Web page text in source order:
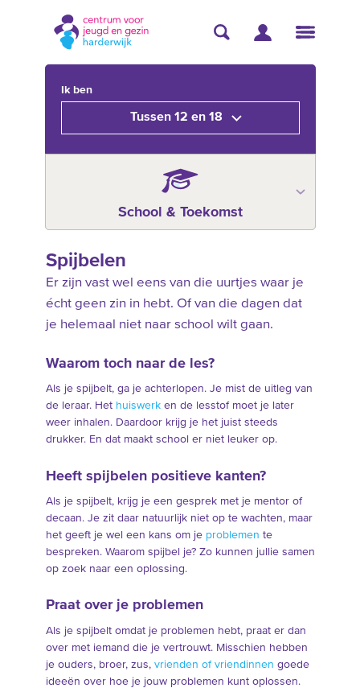
Ik ben
Tussen 12 en 18
School & Toekomst
Spijbelen
Er zijn vast wel eens van die uurtjes waar je
écht geen zin in hebt. Of van die dagen dat
je helemaal niet naar school wilt gaan.
Waarom toch naar de les?
Als je spijbelt, ga je achterlopen. Je mist de uitleg van
de leraar. Het huiswerken de lesstof moet je later
weer inhalen. Daardoor krijg je het juist steeds
drukker. En dat maakt school er niet leuker op.
Heeft spijbelen positieve kanten?
Als je spijbelt, krijg je een gesprek met je mentor of
decaan. Je zit daar natuurlijk niet op te wachten, maar
het geeft je wel een kans om je problemen te
bespreken. Waarom spijbel je? Zo kunnen jullie samen
op zoek naar een oplossing.
Praat over je problemen
Als je spijbelt omdat je problemen hebt, praat er dan
over met iemand die je vertrouwt. Misschien hebben
je ouders, broer, zus, vrienden of vriendinnen goede
ideeën over hoe je jouw problemen kunt oplossen.